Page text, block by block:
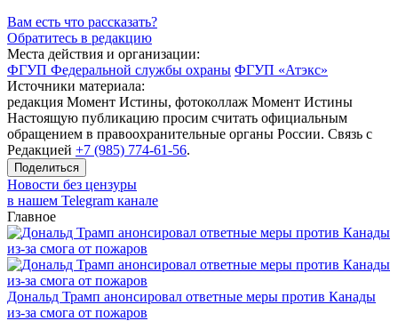
Вам есть что рассказать?
Обратитесь в редакцию
Места действия и организации:
ФГУП Федеральной службы охраны ФГУП «Атэкс»
Источники материала:
редакция Момент Истины, фотоколлаж Момент Истины
Настоящую публикацию просим считать официальным
обращением в правоохранительные органы России. Связь с
Редакцией +7 (985) 774-61-56.
Поделиться
Новости без цензуры
в нашем Telegram канале
Главное
Дональд Трамп анонсировал ответные меры против Канады
из-за смога от пожаров